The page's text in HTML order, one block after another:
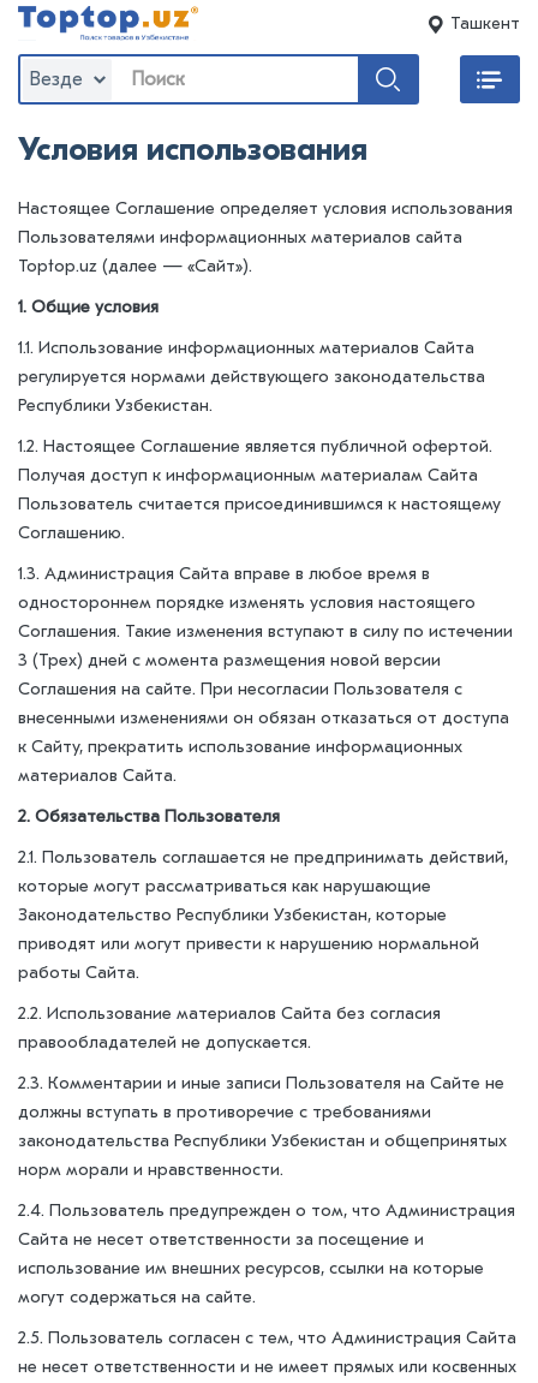
Ташкент
Везде
Условия использования
Настоящее Соглашение определяет условия использования
Пользователями информационных материалов сайта
Toptop.uz (далее — «Сайт»).
1. Общие условия
1.1. Использование информационных материалов Сайта
регулируется нормами действующего законодательства
Республики Узбекистан.
1.2. Настоящее Соглашение является публичной офертой.
Получая доступ к информационным материалам Сайта
Пользователь считается присоединившимся к настоящему
Соглашению.
1.3. Администрация Сайта вправе в любое время в
одностороннем порядке изменять условия настоящего
Соглашения. Такие изменения вступают в силу по истечении
3 (Трех) дней с момента размещения новой версии
Соглашения на сайте. При несогласии Пользователя с
внесенными изменениями он обязан отказаться от доступа
к Сайту, прекратить использование информационных
материалов Сайта.
2. Обязательства Пользователя
2.1. Пользователь соглашается не предпринимать действий,
которые могут рассматриваться как нарушающие
Законодательство Республики Узбекистан, которые
приводят или могут привести к нарушению нормальной
работы Сайта.
2.2. Использование материалов Сайта без согласия
правообладателей не допускается.
2.3. Комментарии и иные записи Пользователя на Сайте не
должны вступать в противоречие с требованиями
законодательства Республики Узбекистан и общепринятых
норм морали и нравственности.
2.4. Пользователь предупрежден о том, что Администрация
Сайта не несет ответственности за посещение и
использование им внешних ресурсов, ссылки на которые
могут содержаться на сайте.
2.5. Пользователь согласен с тем, что Администрация Сайта
не несет ответственности и не имеет прямых или косвенных